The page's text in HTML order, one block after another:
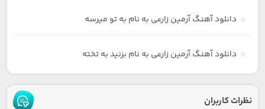
دانلود آهنگ آرمین زارعی به نام به تو میرسه
دانلود آهنگ آرمین زارعی به نام بزنید به تخته
نظرات کاربران